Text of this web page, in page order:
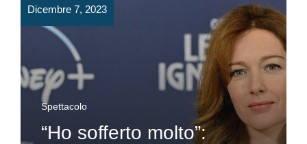
Dicembre 7, 2023
Spettacolo
“Ho sofferto molto”: